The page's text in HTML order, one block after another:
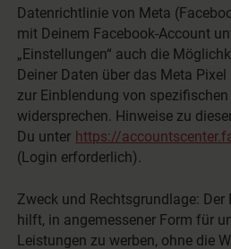
Datenrichtlinie von Meta
mit Deinem Facebook-Account
„Einstellungen“ auch die
Deiner Daten über das Meta
zur Einblendung von
widersprechen. Hinweise zu
Du unter https://
(Login erforderlich).
Zweck und Rechtsgrundlage:
hilft, in angemessener Form für
Leistungen zu werben, ohne die